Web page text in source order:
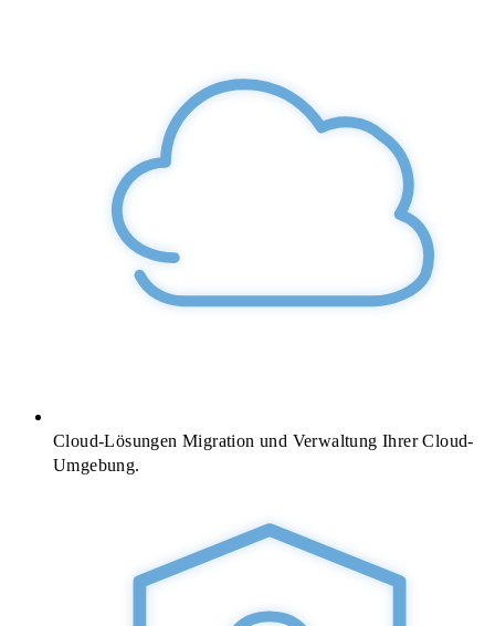
Cloud-LösungenMigration und Verwaltung Ihrer Cloud-
Umgebung.